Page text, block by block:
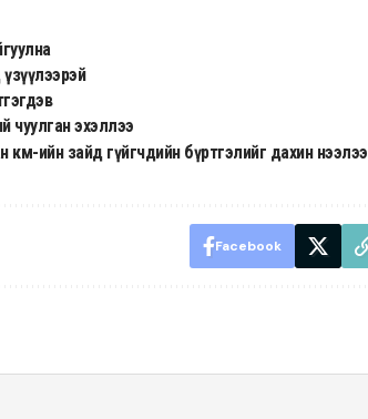
чуулган эхэллээ
ийн зайд гүйгчдийн бүртгэлийг дахин нээлээ
Facebook